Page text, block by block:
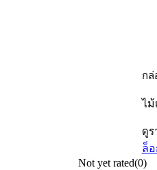
กล่
ไม้
ดูร
ล็
Not yet rated(0)